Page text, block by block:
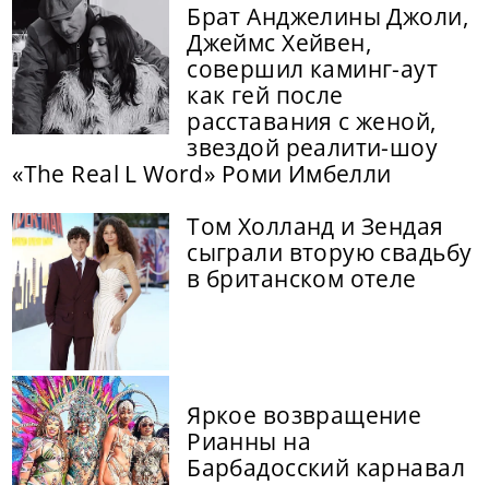
Брат Анджелины Джоли,
Джеймс Хейвен,
совершил каминг-аут
как гей после
расставания с женой,
звездой реалити-шоу
«The Real L Word» Роми Имбелли
Том Холланд и Зендая
сыграли вторую свадьбу
в британском отеле
Яркое возвращение
Рианны на
Барбадосский карнавал